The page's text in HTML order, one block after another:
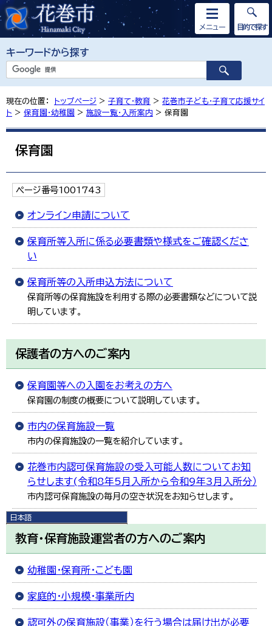
キーワードから探す
メニュー
日本語
English
한국어
简体中文
繁體中文
目的で探す
現在の位置： トップページ > 子育て・教育 > 花巻市子ども・子育て応援サイ
ト > 保育園・幼稚園 > 施設一覧・入所案内 > 保育園
保育園
ページ番号1001743
オンライン申請について
保育所等入所に係る必要書類や様式をご確認くださ
い
保育所等の入所申込方法について
保育所等の保育施設を利用する際の必要書類などについて説
明しています。
保護者の方へのご案内
保育園等への入園をお考えの方へ
保育園の制度の概要について説明しています。
市内の保育施設一覧
市内の保育施設の一覧を紹介しています。
花巻市内認可保育施設の受入可能人数についてお知
らせします(令和8年5月入所から令和9年3月入所分）
市内認可保育施設の毎月の空き状況をお知らせします。
教育・保育施設運営者の方へのご案内
幼稚園・保育所・こども園
家庭的・小規模・事業所内
認可外の保育施設（事業）を行う場合は届け出が必要